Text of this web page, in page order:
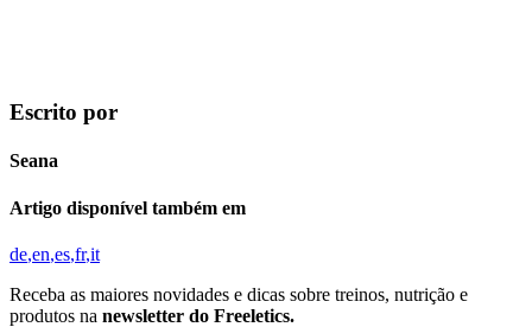
Escrito por
Seana
Artigo disponível também em
de en es fr it
Receba as maiores novidades e dicas sobre treinos, nutrição e
produtos na newsletter do Freeletics.